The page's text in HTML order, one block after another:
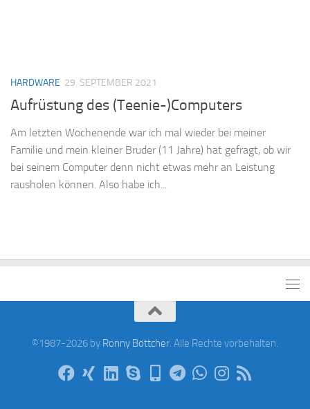
HARDWARE 29. SEPTEMBER 2021
Aufrüstung des (Teenie-)Computers
Am letzten Wochenende war ich mal wieder bei meiner
Familie und mein kleiner Bruder (11 Jahre) hat gefragt, ob wir
bei seinem Computer denn nicht etwas mehr an Leistung
rausholen können. Also habe ich...
©1987-2026 by Ronny Böttcher. Alle Rechte vorbehalten.